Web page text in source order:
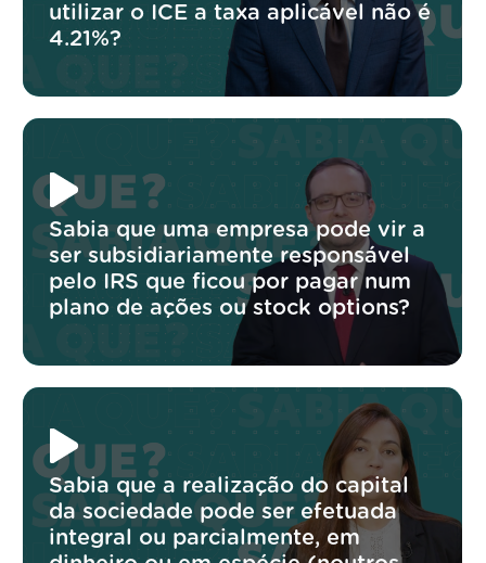
utilizar o ICE a taxa aplicável não é
4.21%?
Sabia que uma empresa pode vir a
ser subsidiariamente responsável
pelo IRS que ficou por pagar num
plano de ações ou stock options?
Sabia que a realização do capital
da sociedade pode ser efetuada
integral ou parcialmente, em